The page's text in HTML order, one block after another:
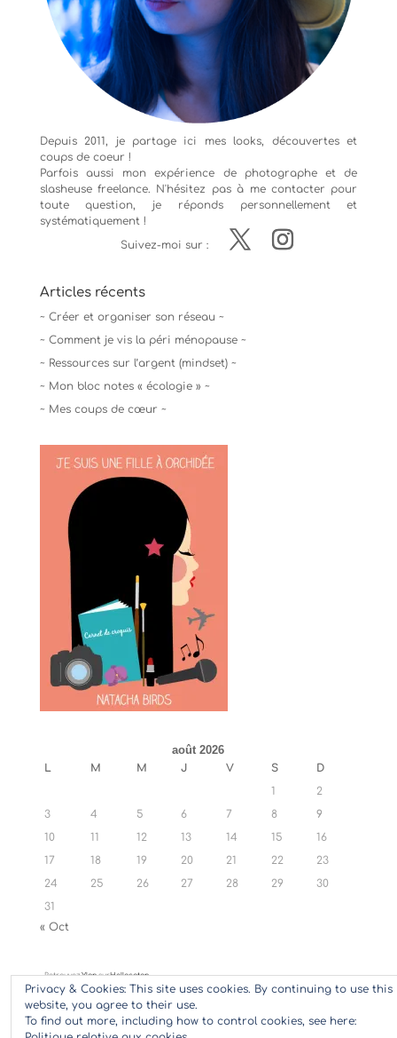
Depuis 2011, je partage ici mes looks, découvertes et
coups de coeur !
Parfois aussi mon expérience de photographeet de
slasheuse freelance. N'hésitez pas à me contacter pour
toute question, je réponds personnellement et
systématiquement !
Suivez-moi sur :
Articles récents
~ Créer et organiser son réseau ~
~ Comment je vis la péri ménopause ~
~ Ressources sur l’argent (mindset) ~
~ Mon bloc notes « écologie » ~
~ Mes coups de cœur ~
août 2026
L M M J V S
D
1
2
3
4 5 6 7 8
9
10
11 12 13 14 15
16
17
18 19 20 21 22
23
24
25 26 27 28 29
30
31
« Oct
RetrouvezYlansurHellocoton
Privacy & Cookies: This site uses cookies. By continuing to use this
website, you agree to their use.
To find out more, including how to control cookies, see here: